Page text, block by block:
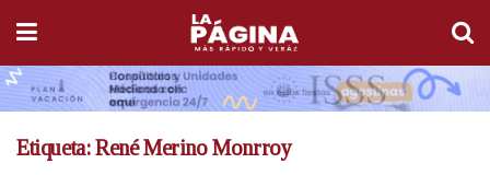
Etiqueta:René Merino Monrroy